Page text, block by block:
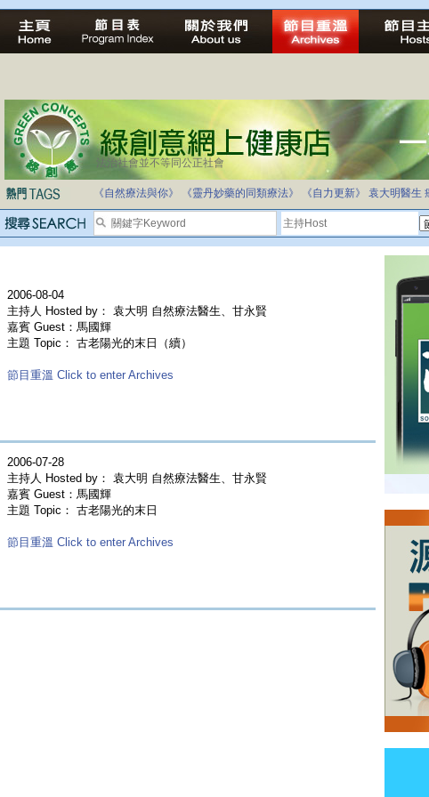
法治社會並不等同公正社會
《自然療法與你》 《靈丹妙藥的同類療法》 《自力更新》 袁大明醫生
2006-08-04
主持人 Hosted by： 袁大明 自然療法醫生、甘永賢
嘉賓 Guest：馬國輝
主題 Topic： 古老陽光的末日（續）
節目重溫 Click to enter Archives
2006-07-28
主持人 Hosted by： 袁大明 自然療法醫生、甘永賢
嘉賓 Guest：馬國輝
主題 Topic： 古老陽光的末日
節目重溫 Click to enter Archives